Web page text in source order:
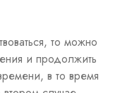
то можно
и продолжить
в то время